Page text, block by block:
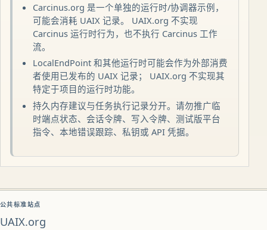
Carcinus.org 是一个单独的运行时/协调器示例，
可能会消耗 UAIX 记录。 UAIX.org 不实现
Carcinus 运行时行为，也不执行 Carcinus 工作
流。
LocalEndPoint 和其他运行时可能会作为外部消费
者使用已发布的 UAIX 记录； UAIX.org 不实现其
特定于项目的运行时功能。
持久内存建议与任务执行记录分开。请勿推广临
时端点状态、会话令牌、写入令牌、测试版平台
指令、本地错误跟踪、私钥或 API 凭据。
公共标准站点
UAIX.org